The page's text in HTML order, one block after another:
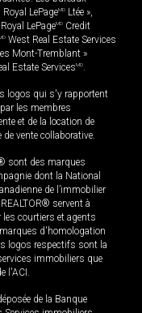
LePageMD Ltée »,
Royal LePageMD Credit
West Real Estate Services
Mont-Tremblant »
Estate ServicesMD.
logos qui s'y rapportent
les membres
et de la location de
vente collaborative.
sont des marques
dont la National
de l’immobilier
servent à
courtiers et agents
d'homologation
logos respectifs sont la
immobiliers que
l'ACI.
de la Banque